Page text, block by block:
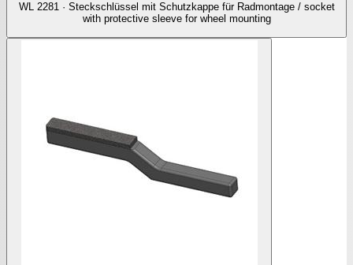
WL 2281 · Steckschlüssel mit Schutzkappe für Radmontage / socket
with protective sleeve for wheel mounting